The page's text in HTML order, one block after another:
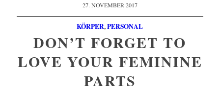
27. NOVEMBER 2017
KÖRPER,PERSONAL
DON’T FORGET TO
LOVE YOUR FEMININE
PARTS